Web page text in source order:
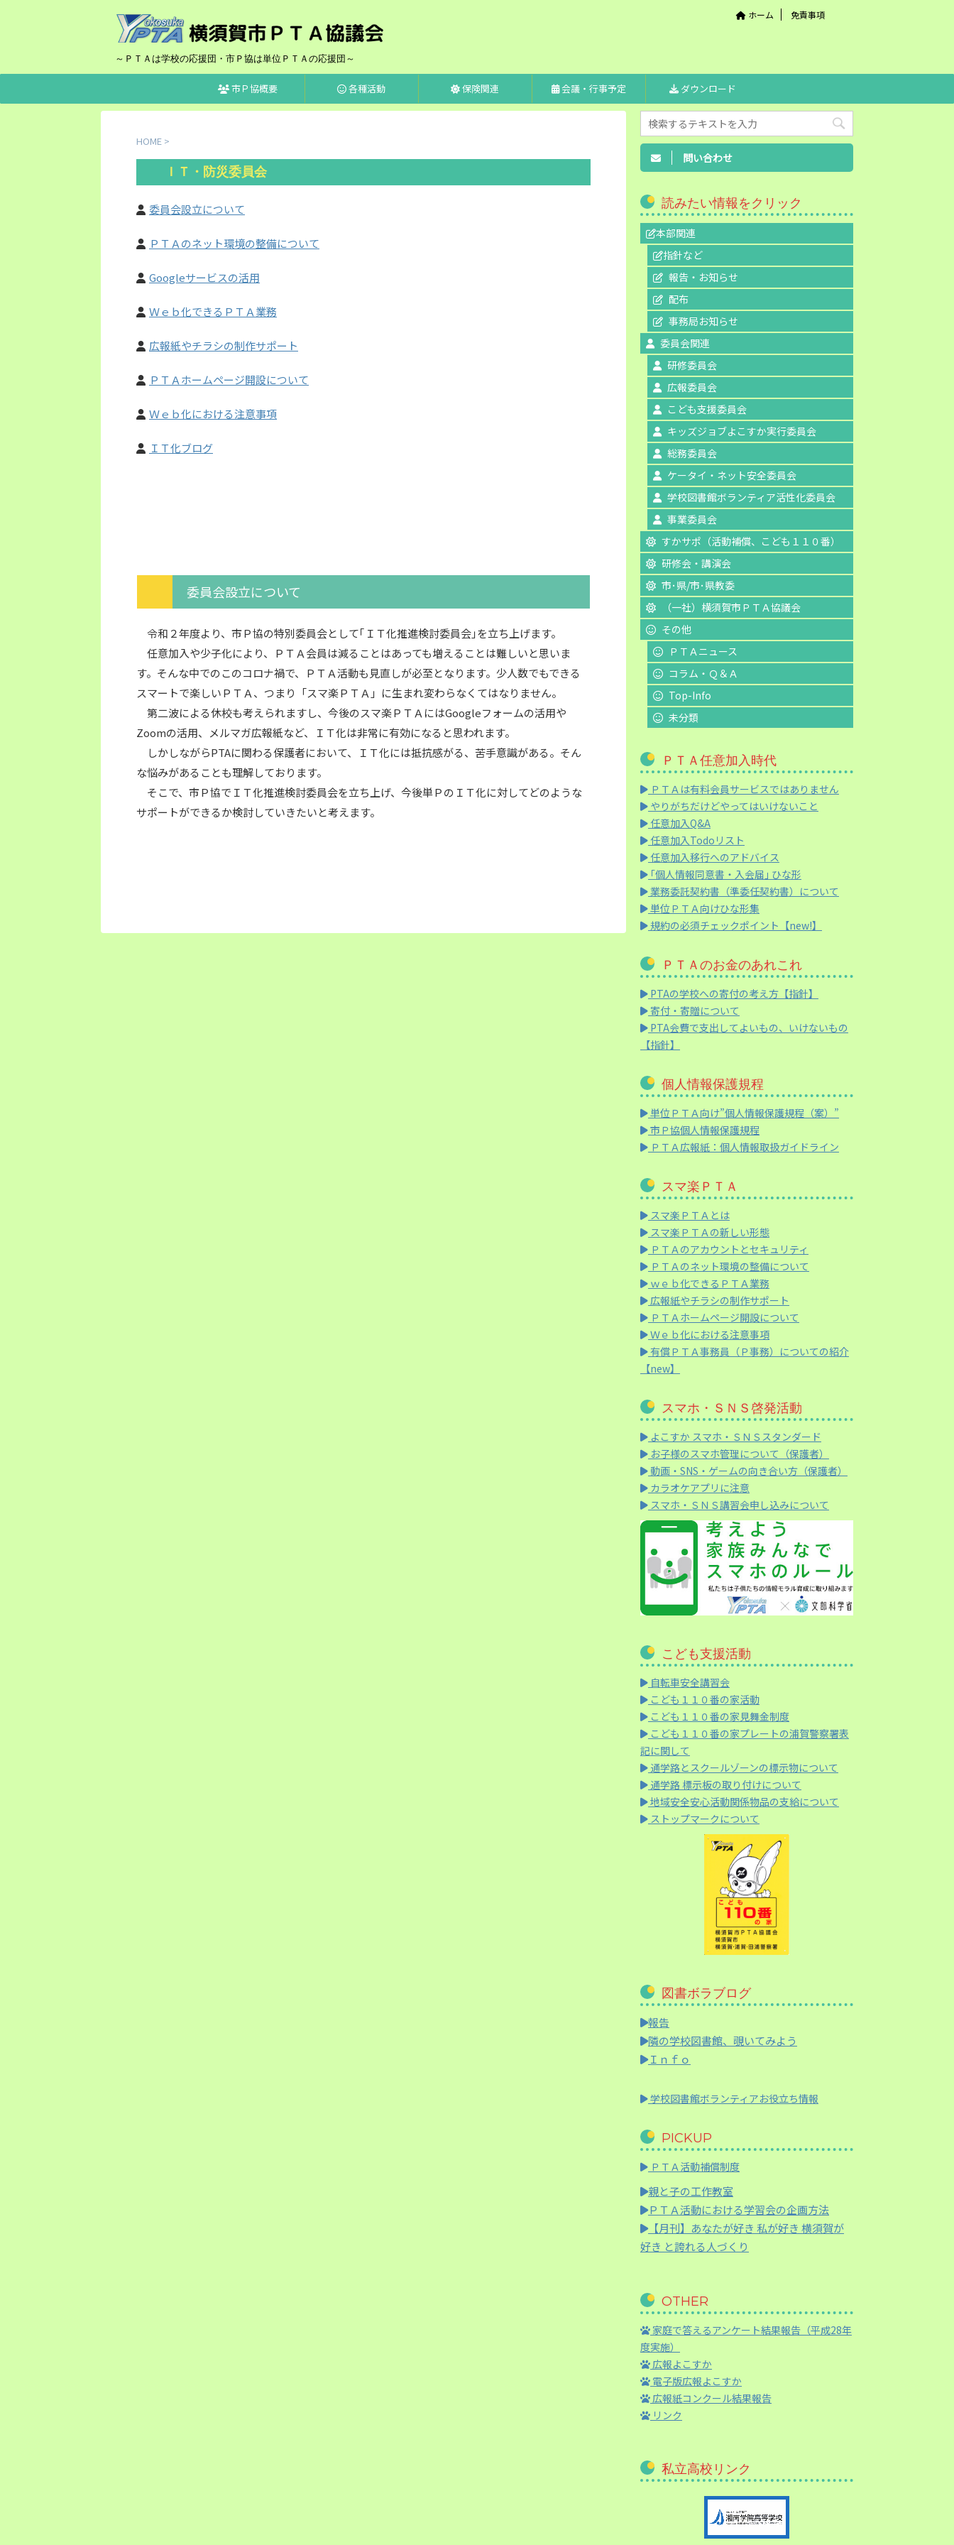
～ＰＴＡは学校の応援団・市Ｐ協は単位ＰＴＡの応援団～
ホーム 免責事項
市Ｐ協概要 各種活動 保険関連 会議・行事予定 ダウンロード
HOME >
ＩＴ・防災委員会
委員会設立について
ＰＴＡのネット環境の整備について
Googleサービスの活用
Ｗｅｂ化できるＰＴＡ業務
広報紙やチラシの制作サポート
ＰＴＡホームページ開設について
Ｗｅｂ化における注意事項
ＩＴ化ブログ
委員会設立について
令和２年度より、市Ｐ協の特別委員会として｢ＩＴ化推進検討委員会｣を立ち上げます。
任意加入や少子化により、ＰＴＡ会員は減ることはあっても増えることは難しいと思いま
す。そんな中でのこのコロナ禍で、ＰＴＡ活動も見直しが必至となります。少人数でもできる
スマートで楽しいＰＴＡ、つまり「スマ楽ＰＴＡ」に生まれ変わらなくてはなりません。
第二波による休校も考えられますし、今後のスマ楽ＰＴＡにはGoogleフォームの活用や
Zoomの活用、メルマガ広報紙など、ＩＴ化は非常に有効になると思われます。
しかしながらPTAに関わる保護者において、ＩＴ化には抵抗感がる、苦手意識がある。そん
な悩みがあることも理解しております。
そこで、市Ｐ協でＩＴ化推進検討委員会を立ち上げ、今後単ＰのＩＴ化に対してどのような
サポートができるか検討していきたいと考えます。
問い合わせ
読みたい情報をクリック
本部関連
指針など
報告・お知らせ
配布
事務局お知らせ
委員会関連
研修委員会
広報委員会
こども支援委員会
キッズジョブよこすか実行委員会
総務委員会
ケータイ・ネット安全委員会
学校図書館ボランティア活性化委員会
事業委員会
すかサポ（活動補償、こども１１０番）
研修会・講演会
市･県/市･県教委
（一社）横須賀市ＰＴＡ協議会
その他
ＰＴＡニュース
コラム・Ｑ＆Ａ
Top-Info
未分類
ＰＴＡ任意加入時代
ＰＴＡは有料会員サービスではありません
やりがちだけどやってはいけないこと
任意加入Q&A
任意加入Todoリスト
任意加入移行へのアドバイス
｢個人情報同意書・入会届｣ ひな形
業務委託契約書（準委任契約書）について
単位ＰＴＡ向けひな形集
規約の必須チェックポイント【new!】
ＰＴＡのお金のあれこれ
PTAの学校への寄付の考え方【指針】
寄付・寄贈について
PTA会費で支出してよいもの、いけないもの
【指針】
個人情報保護規程
単位ＰＴＡ向け”個人情報保護規程（案）”
市Ｐ協個人情報保護規程
ＰＴＡ広報紙：個人情報取扱ガイドライン
スマ楽ＰＴＡ
スマ楽ＰＴＡとは
スマ楽ＰＴＡの新しい形態
ＰＴＡのアカウントとセキュリティ
ＰＴＡのネット環境の整備について
ｗｅｂ化できるＰＴＡ業務
広報紙やチラシの制作サポート
ＰＴＡホームページ開設について
Ｗｅｂ化における注意事項
有償ＰＴＡ事務員（Ｐ事務）についての紹介
【new】
スマホ・ＳＮＳ啓発活動
よこすか スマホ・ＳＮＳスタンダード
お子様のスマホ管理について（保護者）
動画・SNS・ゲームの向き合い方（保護者）
カラオケアプリに注意
スマホ・ＳＮＳ講習会申し込みについて
こども支援活動
自転車安全講習会
こども１１０番の家活動
こども１１０番の家見舞金制度
こども１１０番の家プレートの浦賀警察署表
記に関して
通学路とスクールゾーンの標示物について
通学路 標示板の取り付けについて
地域安全安心活動関係物品の支給について
ストップマークについて
図書ボラブログ
報告
隣の学校図書館、覗いてみよう
Ｉｎｆｏ
学校図書館ボランティアお役立ち情報
PICKUP
ＰＴＡ活動補償制度
親と子の工作教室
ＰＴＡ活動における学習会の企画方法
【月刊】 あなたが好き 私が好き 横須賀が
好き と誇れる人づくり
OTHER
家庭で答えるアンケート結果報告（平成28年
度実施）
広報よこすか
電子版広報よこすか
広報紙コンクール結果報告
リンク
私立高校リンク